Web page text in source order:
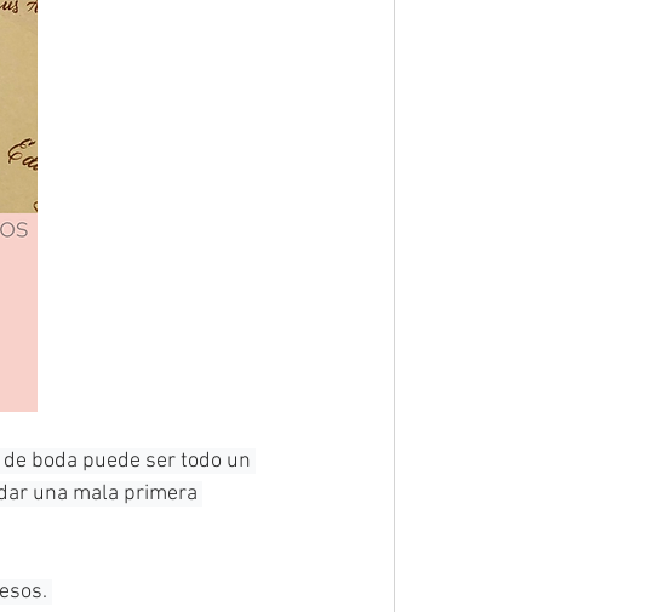
boda puede ser todo un
una mala primera